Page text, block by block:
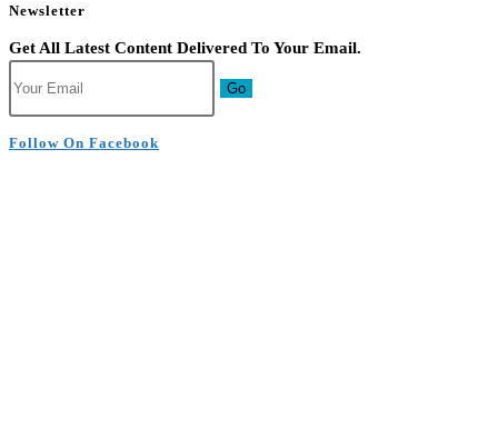
Newsletter
Get All Latest Content Delivered To Your Email.
Go
Follow On Facebook